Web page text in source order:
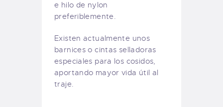
e hilo de nylon
preferiblemente.
Existen actualmente unos
barnices o cintas selladoras
especiales para los cosidos,
aportando mayor vida útil al
traje.